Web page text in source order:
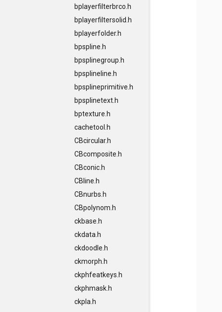
bplayerfilterbrco.h
bplayerfiltersolid.h
bplayerfolder.h
bpspline.h
bpsplinegroup.h
bpsplineline.h
bpsplineprimitive.h
bpsplinetext.h
bptexture.h
cachetool.h
CBcircular.h
CBcomposite.h
CBconic.h
CBline.h
CBnurbs.h
CBpolynom.h
ckbase.h
ckdata.h
ckdoodle.h
ckmorph.h
ckphfeatkeys.h
ckphmask.h
ckpla.h